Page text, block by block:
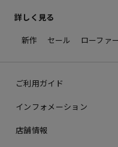
詳しく見る
新作 セール ローファ
ご利用ガイド
インフォメーション
店舗情報